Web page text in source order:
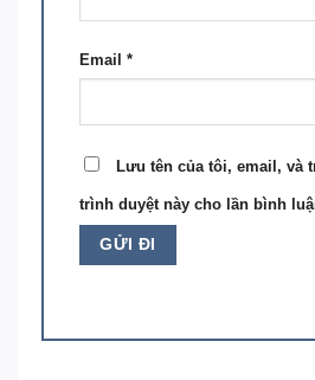
Email *
Lưu tên của tôi, email, và
trình duyệt này cho lần bình